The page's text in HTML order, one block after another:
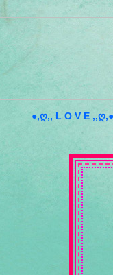
●,ღ,, L O V E ,,ღ,●